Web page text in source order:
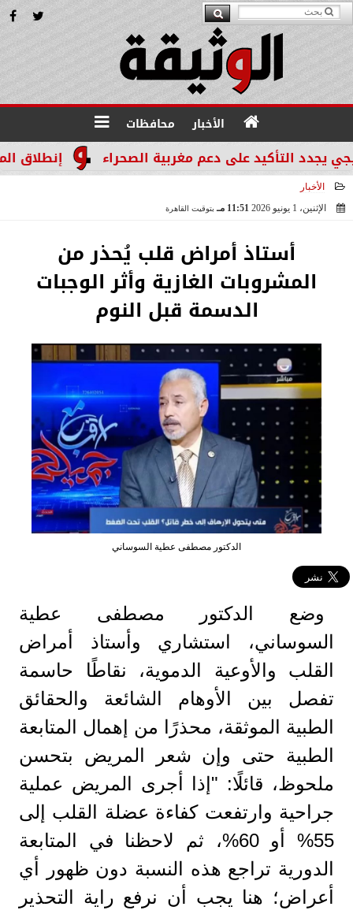
الأخبار محافظات
إنطلاق المرحله الثالثة بالموجة 29 التأكيد على دعم مغربية الصحراء
الأخبار
الإثنين، 1 يونيو 2026
11:51 مـ بتوقيت القاهرة
أستاذ أمراض قلب يُحذر من
المشروبات الغازية وأثر الوجبات
الدسمة قبل النوم
الدكتور مصطفى عطية السوساني
وضع الدكتور مصطفى عطية
السوساني، استشاري وأستاذ أمراض
القلب والأوعية الدموية، نقاطًا حاسمة
تفصل بين الأوهام الشائعة والحقائق
الطبية الموثقة، محذرًا من إهمال المتابعة
الطبية حتى وإن شعر المريض بتحسن
ملحوظ، قائلًا: "إذا أجرى المريض عملية
جراحية وارتفعت كفاءة عضلة القلب إلى
55% أو 60%، ثم لاحظنا في المتابعة
الدورية تراجع هذه النسبة دون ظهور أي
أعراض؛ هنا يجب أن نرفع راية التحذير